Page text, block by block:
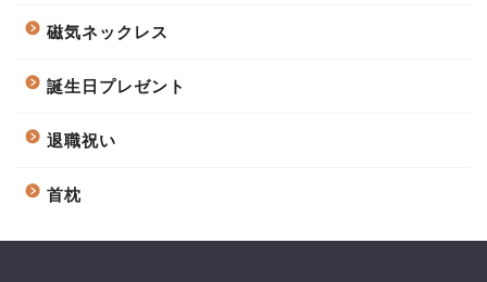
磁気ネックレス
誕生日プレゼント
退職祝い
首枕